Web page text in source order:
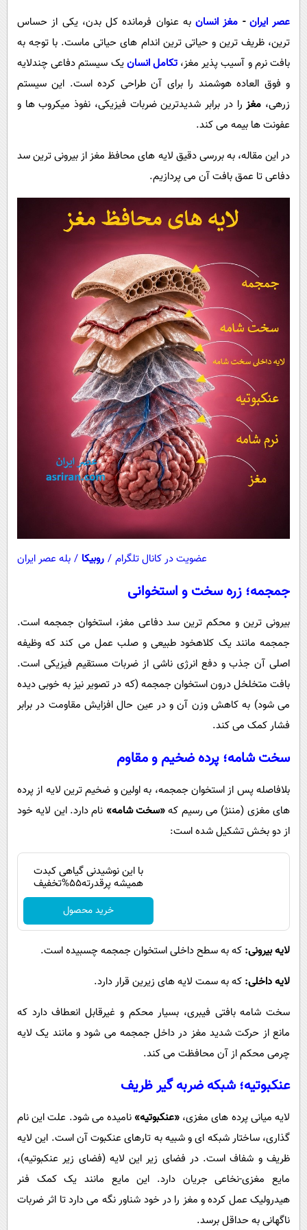
گوناگون
حوادث
محیط زیست
فرهنگی
بین الملل
حیات وحش
سیاست خارجی
روانشناسی
دانلود
عصر ایران - مغز انسان به عنوان فرمانده کل بدن، یکی از حساس
ترین، ظریف ترین و حیاتی ترین اندام های حیاتی ماست. با توجه به
بافت نرم و آسیب پذیر مغز،تکامل انسانیک سیستم دفاعی چندلایه
و فوق العاده هوشمند را برای آن طراحی کرده است. این سیستم
زرهی، مغزرا در برابر شدیدترین ضربات فیزیکی، نفوذ میکروب ها و
عفونت ها بیمه می کند.
در این مقاله، به بررسی دقیق لایه های محافظ مغز از بیرونی ترین سد
دفاعی تا عمق بافت آن می پردازیم.
عضویت در کانال تلگرام / روبیکا / بله عصر ایران
جمجمه؛ زره سخت و استخوانی
بیرونی ترین و محکم ترین سد دفاعی مغز، استخوان جمجمه است.
جمجمه مانند یک کلاهخود طبیعی و صلب عمل می کند که وظیفه
اصلی آن جذب و دفع انرژی ناشی از ضربات مستقیم فیزیکی است.
بافت متخلخل درون استخوان جمجمه (که در تصویر نیز به خوبی دیده
می شود) به کاهش وزن آن و در عین حال افزایش مقاومت در برابر
فشار کمک می کند.
سخت شامه؛ پرده ضخیم و مقاوم
بلافاصله پس از استخوان جمجمه، به اولین و ضخیم ترین لایه از پرده
های مغزی (مننژ) می رسیم که«سخت شامه» نام دارد. این لایه خود
از دو بخش تشکیل شده است:
با این نوشیدنی گیاهی کبدت
همیشه پرقدرته55%تخفیف
خرید محصول
لایه بیرونی: که به سطح داخلی استخوان جمجمه چسبیده است.
لایه داخلی: که به سمت لایه های زیرین قرار دارد.
سخت شامه بافتی فیبری، بسیار محکم و غیرقابل انعطاف دارد که
مانع از حرکت شدید مغز در داخل جمجمه می شود و مانند یک لایه
چرمی محکم از آن محافظت می کند.
عنکبوتیه؛ شبکه ضربه گیر ظریف
لایه میانی پرده های مغزی، «عنکبوتیه» نامیده می شود. علت این نام
گذاری، ساختار شبکه ای و شبیه به تارهای عنکبوت آن است. این لایه
ظریف و شفاف است. در فضای زیر این لایه (فضای زیر عنکبوتیه)،
مایع مغزی-نخاعی جریان دارد. این مایع مانند یک کمک فنر
هیدرولیک عمل کرده و مغز را در خود شناور نگه می دارد تا اثر ضربات
ناگهانی به حداقل برسد.